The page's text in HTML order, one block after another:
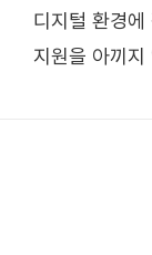
디지털 환경
지원을 아끼